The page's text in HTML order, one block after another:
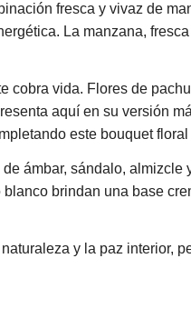
fresca y vivaz de
La manzana,
cobra vida. Flores de
aquí en su versión
este bouquet
ámbar, sándalo,
brindan una base
y la paz interior,